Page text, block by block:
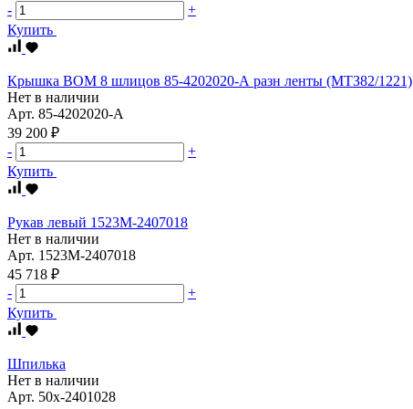
-
+
Купить
Крышка ВОМ 8 шлицов 85-4202020-А разн ленты (МТЗ82/1221)
Нет в наличии
Арт. 85-4202020-А
39 200 ₽
-
+
Купить
Рукав левый 1523М-2407018
Нет в наличии
Арт. 1523М-2407018
45 718 ₽
-
+
Купить
Шпилька
Нет в наличии
Арт. 50х-2401028